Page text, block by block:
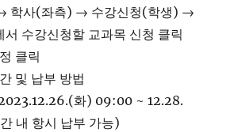
학사(좌측) → 수강신청(학생) →
서 수강신청할 교과목 신청 클릭
클릭
및 납부 방법
화) 09:00 ~ 12.28.
내 항시 납부 가능)